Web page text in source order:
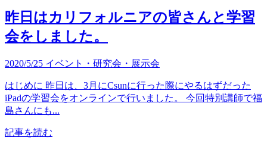
昨日はカリフォルニアの皆さんと学習
会をしました。
2020/5/25 イベント・研究会・展示会
はじめに 昨日は、3月にCsunに行った際にやるはずだった
iPadの学習会をオンラインで行いました。 今回特別講師で福
島さんにも...
記事を読む